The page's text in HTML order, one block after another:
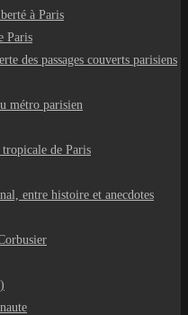
à Paris
Paris
des passages couverts parisiens
métro parisien
de Paris
entre histoire et anecdotes